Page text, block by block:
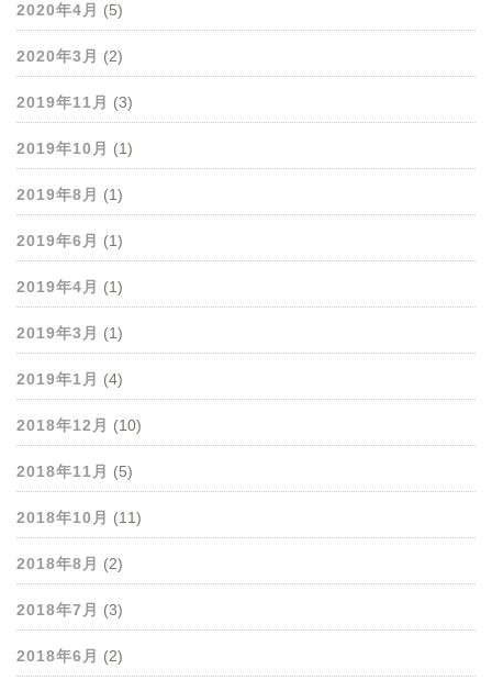
2020年4月 (5)
2020年3月 (2)
2019年11月 (3)
2019年10月 (1)
2019年8月 (1)
2019年6月 (1)
2019年4月 (1)
2019年3月 (1)
2019年1月 (4)
2018年12月 (10)
2018年11月 (5)
2018年10月 (11)
2018年8月 (2)
2018年7月 (3)
2018年6月 (2)